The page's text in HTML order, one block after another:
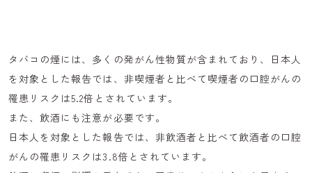
タバコの煙には、多くの発がん性物質が含まれており、日本人
を対象とした報告では、非喫煙者と比べて喫煙者の口腔がんの
罹患リスクは5.2倍とされています。
また、飲酒にも注意が必要です。
日本人を対象とした報告では、非飲酒者と比べて飲酒者の口腔
がんの罹患リスクは3.8倍とされています。